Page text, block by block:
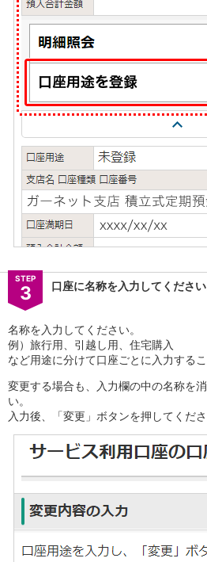
スマホ決済アプリ
公営競技
サービス
Myステージ
相続・税務のご相談
電子マネーWAON
セキュリティ
その他サービス
手数料
金利
キャンペーン
店舗・ATM
店舗
北海道
青森県
岩手県
宮城県
秋田県
山形県
福島県
関東／北陸・甲信越
茨城県
栃木県
群馬県
東京都
神奈川県
富山県
STEP
3 口座に名称を入力してください
名称を入力してください。
例）旅行用、引越し用、住宅購入
など用途に分けて口座ごとに入力するこ
変更する場合も、入力欄の中の名称を
い。
入力後、「変更」ボタンを押してくださ